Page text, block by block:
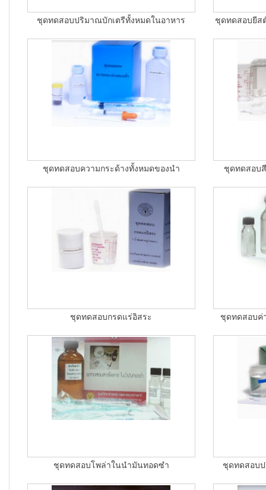
ชุดทดสอบปริมาณบักเตรีทั้งหมดในอาหาร ชุดทดสอบยีส
ชุดทดสอบความกระด้างทั้งหมดของนำ ชุดทดสอบ
ชุดทดสอบกรดแร่อิสระ ชุดทดสอบค่
ชุดทดสอบโพล่าในนำมันทอดซำ ชุดทดสอบ